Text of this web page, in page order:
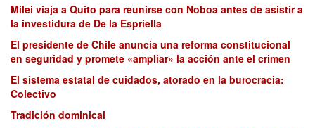
Milei viaja a Quito para reunirse con Noboa antes de asistir a
la investidura de De la Espriella
El presidente de Chile anuncia una reforma constitucional
en seguridad y promete «ampliar» la acción ante el crimen
El sistema estatal de cuidados, atorado en la burocracia:
Colectivo
Tradición dominical